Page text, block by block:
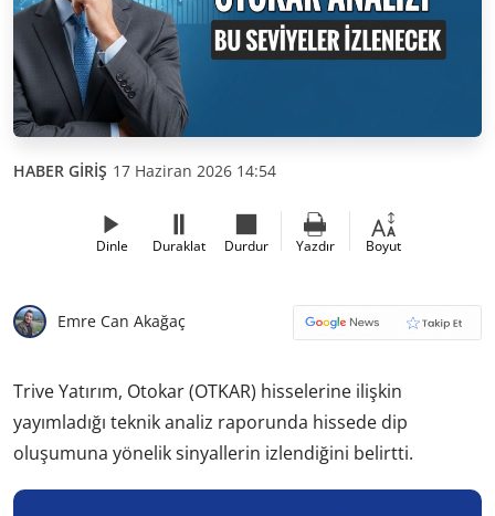
HABER GİRİŞ 17 Haziran 2026 14:54
Dinle Duraklat Durdur Yazdır Boyut
Emre Can Akağaç
Trive Yatırım, Otokar (OTKAR) hisselerine ilişkin
yayımladığı teknik analiz raporunda hissede dip
oluşumuna yönelik sinyallerin izlendiğini belirtti.